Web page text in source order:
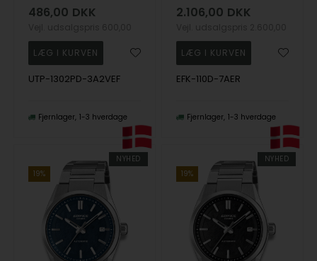
486,00 DKK
UTP-1302PD-3A2VEF
Fjernlager 1-3 hverdage
2.106,00 DKK
EFK-110D-7AER
Fjernlager 1-3 hverdage
NYHED
19%
NYHED
19%